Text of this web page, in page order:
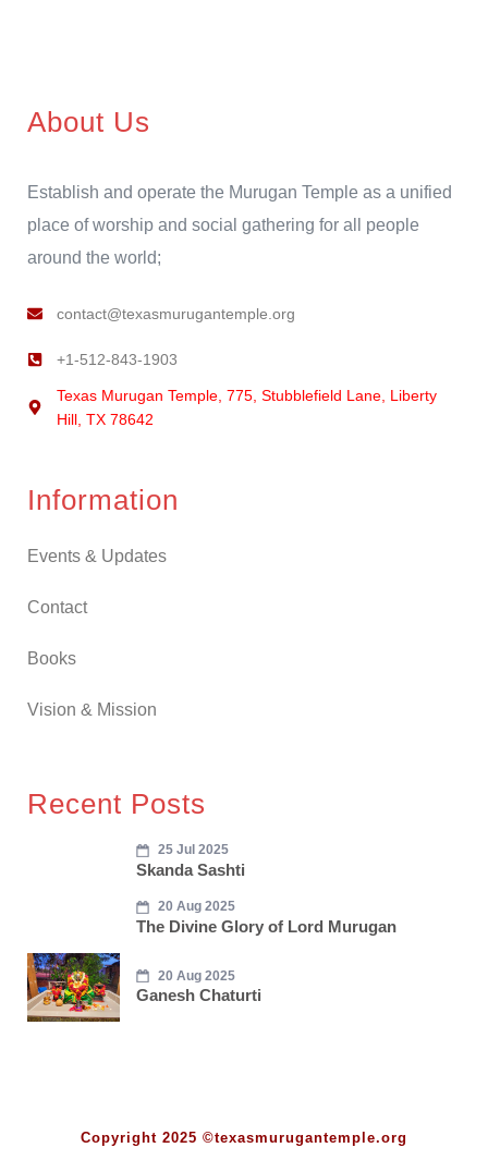
About Us
Establish and operate the Murugan Temple as a unified
place of worship and social gathering for all people
around the world;
contact@texasmurugantemple.org
+1-512-843-1903
Texas Murugan Temple, 775, Stubblefield Lane, Liberty
Hill, TX 78642
Information
Events & Updates
Contact
Books
Vision & Mission
Recent Posts
25 Jul 2025
Skanda Sashti
20 Aug 2025
The Divine Glory of Lord Murugan
20 Aug 2025
Ganesh Chaturti
Copyright 2025 ©texasmurugantemple.org